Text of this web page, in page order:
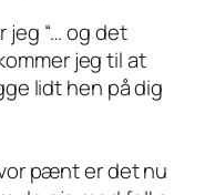
jeg “… og det
jeg til at
lidt hen på dig
pænt er det nu